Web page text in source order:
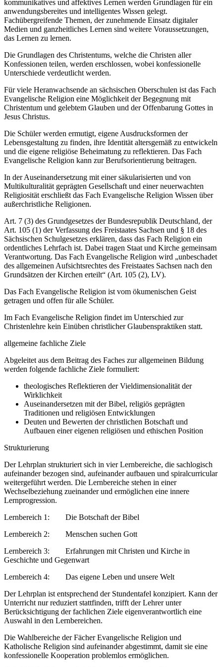
kommunikatives und affektives Lernen werden Grundlagen für ein
anwendungsbereites und intelligentes Wissen gelegt.
Fachübergreifende Themen, der zunehmende Einsatz digitaler
Medien und ganzheitliches Lernen sind weitere Voraussetzungen,
das Lernen zu lernen.
Die Grundlagen des Christentums, welche die Christen aller
Konfessionen teilen, werden erschlossen, wobei konfessionelle
Unterschiede verdeutlicht werden.
Für viele Heranwachsende an sächsischen Oberschulen ist das Fach
Evangelische Religion eine Möglichkeit der Begegnung mit
Christentum und gelebtem Glauben und der Offenbarung Gottes in
Jesus Christus.
Die Schüler werden ermutigt, eigene Ausdrucksformen der
Lebensgestaltung zu finden, ihre Identität altersgemäß zu entwickeln
und die eigene religiöse Beheimatung zu reflektieren. Das Fach
Evangelische Religion kann zur Berufsorientierung beitragen.
In der Auseinandersetzung mit einer säkularisierten und von
Multikulturalität geprägten Gesellschaft und einer neuerwachten
Religiosität erschließt das Fach Evangelische Religion Wissen über
außerchristliche Religionen.
Art. 7 (3) des Grundgesetzes der Bundesrepublik Deutschland, der
Art. 105 (1) der Verfassung des Freistaates Sachsen und § 18 des
Sächsischen Schulgesetzes erklären, dass das Fach Religion ein
ordentliches Lehrfach ist. Dabei tragen Staat und Kirche gemeinsam
Verantwortung. Das Fach Evangelische Religion wird „unbeschadet
des allgemeinen Aufsichtsrechtes des Freistaates Sachsen nach den
Grundsätzen der Kirchen erteilt“ (Art. 105 (2), LV).
Das Fach Evangelische Religion ist vom ökumenischen Geist
getragen und offen für alle Schüler.
Im Fach Evangelische Religion findet im Unterschied zur
Christenlehre kein Einüben christlicher Glaubenspraktiken statt.
allgemeine fachliche Ziele
Abgeleitet aus dem Beitrag des Faches zur allgemeinen Bildung
werden folgende fachliche Ziele formuliert:
theologisches Reflektieren der Vieldimensionalität der
Wirklichkeit
Auseinandersetzen mit der Bibel, religiös geprägten
Traditionen und religiösen Entwicklungen
Deuten und Bewerten der christlichen Botschaft und
Aufbauen einer eigenen religiösen und ethischen Position
Strukturierung
Der Lehrplan strukturiert sich in vier Lernbereiche, die sachlogisch
aufeinander bezogen sind, aufeinander aufbauen und spiralcurricular
weitergeführt werden. Die Lernbereiche stehen in einer
Wechselbeziehung zueinander und ermöglichen eine innere
Lernprogression.
Lernbereich 1: Die Botschaft der Bibel
Lernbereich 2: Menschen suchen Gott
Lernbereich 3: Erfahrungen mit Christen und Kirche in
Geschichte und Gegenwart
Lernbereich 4: Das eigene Leben und unsere Welt
Der Lehrplan ist entsprechend der Stundentafel konzipiert. Kann der
Unterricht nur reduziert stattfinden, trifft der Lehrer unter
Berücksichtigung der fachlichen Ziele eigenverantwortlich eine
Auswahl in den Lernbereichen.
Die Wahlbereiche der Fächer Evangelische Religion und
Katholische Religion sind aufeinander abgestimmt, damit sie eine
konfessionelle Kooperation problemlos ermöglichen.